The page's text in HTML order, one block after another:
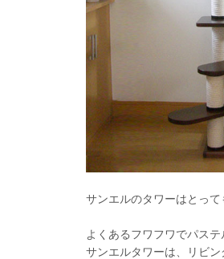
サンエルのタワーはとって
よくあるフワフワでパス
サンエルタワーは、リビン